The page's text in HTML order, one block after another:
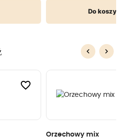
Do
Poprzedni
keyboard_arrow_left keyboard_arrow_right
favorite_border
Orzechowy mix